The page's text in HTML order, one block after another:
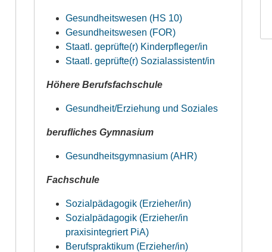
Gesundheitswesen (HS 10)
Gesundheitswesen (FOR)
Staatl. geprüfte(r) Kinderpfleger/in
Staatl. geprüfte(r) Sozialassistent/in
Höhere Berufsfachschule
Gesundheit/Erziehung und Soziales
berufliches Gymnasium
Gesundheitsgymnasium (AHR)
Fachschule
Sozialpädagogik (Erzieher/in)
Sozialpädagogik (Erzieher/in
praxisintegriert PiA)
Berufspraktikum (Erzieher/in)